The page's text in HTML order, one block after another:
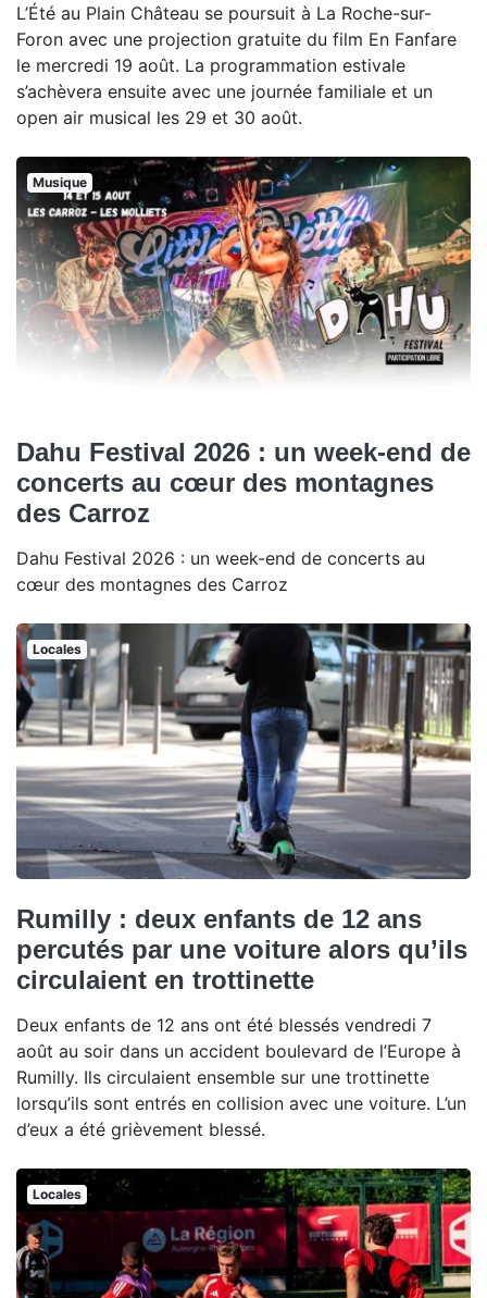
L’Été au Plain Château se poursuit à La Roche-sur-
Foron avec une projection gratuite du film En Fanfare
le mercredi 19 août. La programmation estivale
s’achèvera ensuite avec une journée familiale et un
open air musical les 29 et 30 août.
Musique
Dahu Festival 2026 : un week-end de
concerts au cœur des montagnes
des Carroz
Dahu Festival 2026 : un week-end de concerts au
cœur des montagnes des Carroz
Locales
Rumilly : deux enfants de 12 ans
percutés par une voiture alors qu’ils
circulaient en trottinette
Deux enfants de 12 ans ont été blessés vendredi 7
août au soir dans un accident boulevard de l’Europe à
Rumilly. Ils circulaient ensemble sur une trottinette
lorsqu’ils sont entrés en collision avec une voiture. L’un
d’eux a été grièvement blessé.
Locales